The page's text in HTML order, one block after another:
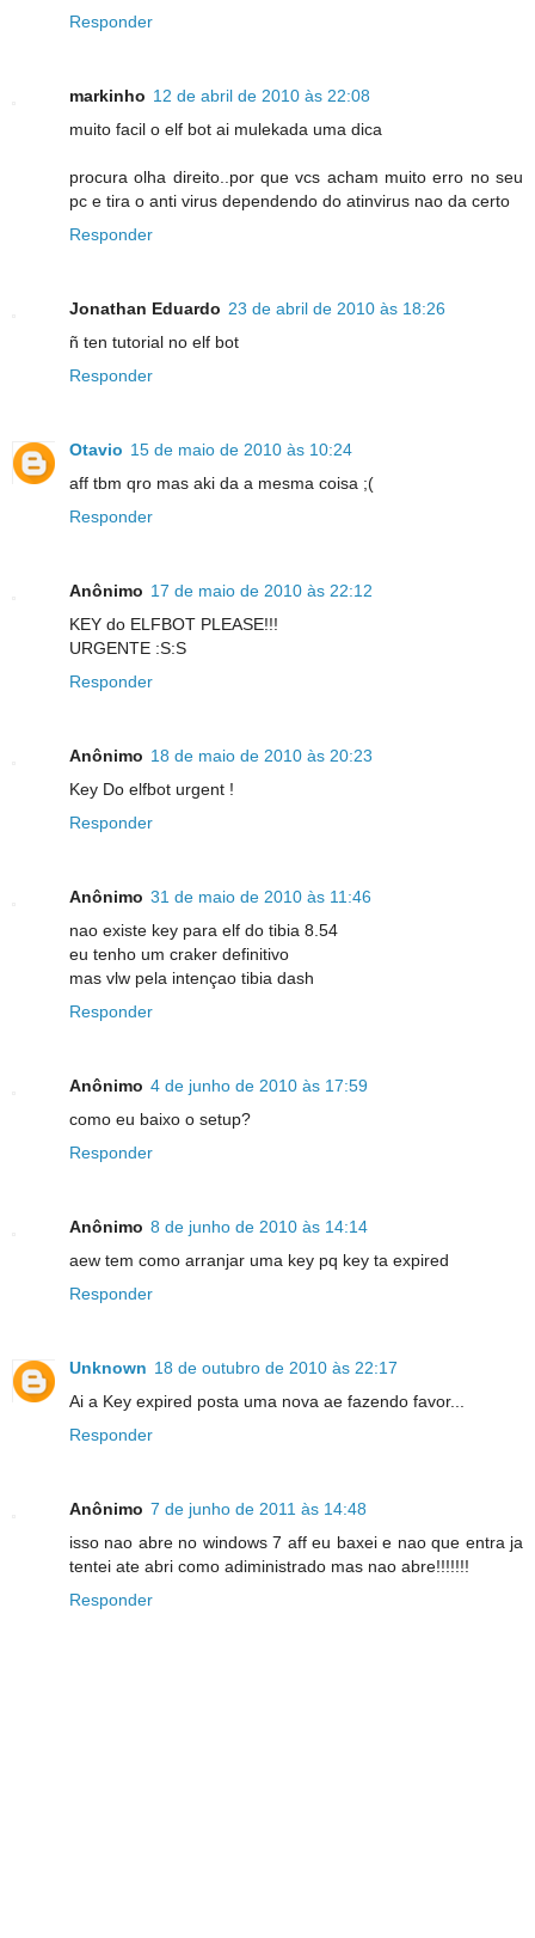
Responder
markinho 12 de abril de 2010 às 22:08
muito facil o elf bot ai mulekada uma dica
procura olha direito..por que vcs acham muito erro no seu
pc e tira o anti virus dependendo do atinvirus nao da certo
Responder
Jonathan Eduardo 23 de abril de 2010 às 18:26
ñ ten tutorial no elf bot
Responder
Otavio 15 de maio de 2010 às 10:24
aff tbm qro mas aki da a mesma coisa ;(
Responder
Anônimo 17 de maio de 2010 às 22:12
KEY do ELFBOT PLEASE!!!
URGENTE :S:S
Responder
Anônimo 18 de maio de 2010 às 20:23
Key Do elfbot urgent !
Responder
Anônimo 31 de maio de 2010 às 11:46
nao existe key para elf do tibia 8.54
eu tenho um craker definitivo
mas vlw pela intençao tibia dash
Responder
Anônimo 4 de junho de 2010 às 17:59
como eu baixo o setup?
Responder
Anônimo 8 de junho de 2010 às 14:14
aew tem como arranjar uma key pq key ta expired
Responder
Unknown 18 de outubro de 2010 às 22:17
Ai a Key expired posta uma nova ae fazendo favor...
Responder
Anônimo 7 de junho de 2011 às 14:48
isso nao abre no windows 7 aff eu baxei e nao que entra ja
tentei ate abri como adiministrado mas nao abre!!!!!!!
Responder